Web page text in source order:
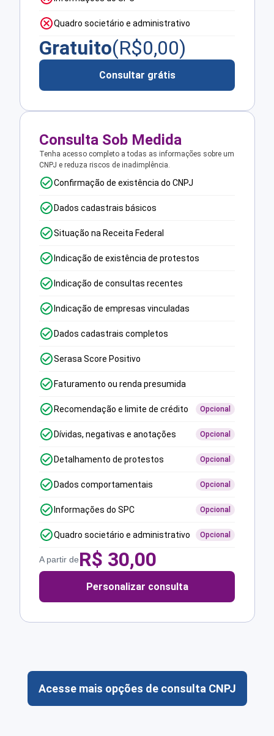
Quadro societário e administrativo
Gratuito(R$0,00)
Consultar grátis
Consulta Sob Medida
Tenha acesso completo a todas as informações sobre um
CNPJ e reduza riscos de inadimplência.
Confirmação de existência do CNPJ
Dados cadastrais básicos
Situação na Receita Federal
Indicação de existência de protestos
Indicação de consultas recentes
Indicação de empresas vinculadas
Dados cadastrais completos
Serasa Score Positivo
Faturamento ou renda presumida
Recomendação e limite de crédito Opcional
Dívidas, negativas e anotações Opcional
Detalhamento de protestos Opcional
Dados comportamentais Opcional
Informações do SPC Opcional
Quadro societário e administrativo Opcional
A partir deR$ 30,00
Personalizar consulta
Acesse mais opções de consulta CNPJ